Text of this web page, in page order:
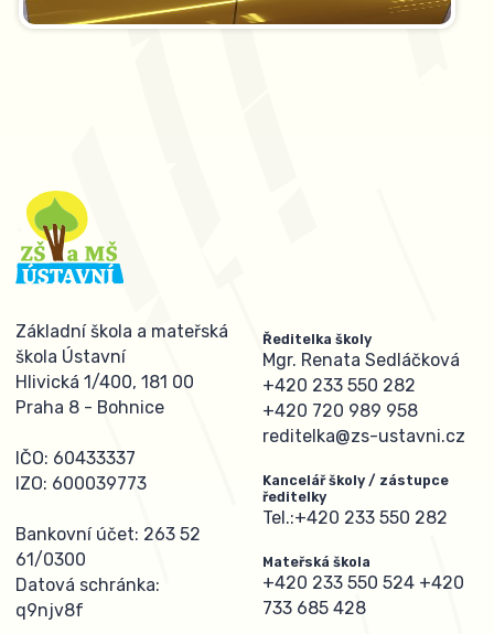
Základní škola a mateřská
škola Ústavní
Hlivická 1/400, 181 00
Praha 8 - Bohnice
IČO: 60433337
IZO: 600039773
Bankovní účet: 263 52
61/0300
Datová schránka:
q9njv8f
Ředitelka školy
Mgr. Renata Sedláčková
+420 233 550 282
+420 720 989 958
reditelka@zs-ustavni.cz
Kancelář školy / zástupce
ředitelky
Tel.:+420 233 550 282
Mateřská škola
+420 233 550 524 +420
733 685 428